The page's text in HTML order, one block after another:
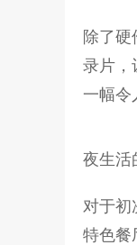
除了
录片，
一幅令
夜生活
对于初
特色餐